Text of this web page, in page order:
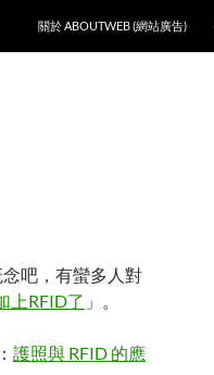
關於 ABOUTWEB (網站廣告)
吧，有蠻多人對
上RFID了 」。
護照與 RFID 的應